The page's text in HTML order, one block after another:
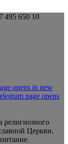
495 650 10
opens in new
page opens
Церкви.